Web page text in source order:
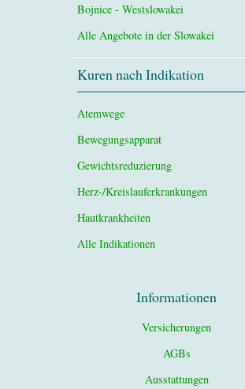
Bojnice - Westslowakei
Alle Angebote in der Slowakei
Kuren nach Indikation
Atemwege
Bewegungsapparat
Gewichtsreduzierung
Herz-/Kreislauferkrankungen
Hautkrankheiten
Alle Indikationen
Informationen
Versicherungen
AGBs
Ausstattungen